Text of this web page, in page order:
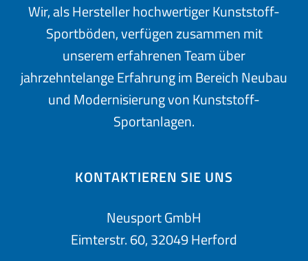
Wir, als Hersteller hochwertiger Kunststoff-
Sportböden, verfügen zusammen mit
unserem erfahrenen Team über
jahrzehntelange Erfahrung im Bereich Neubau
und Modernisierung von Kunststoff-
Sportanlagen.
KONTAKTIEREN SIE UNS
Neusport GmbH
Eimterstr. 60, 32049 Herford